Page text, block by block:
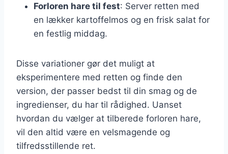
Forloren hare til fest: Server retten med
en lækker kartoffelmos og en frisk salat for
en festlig middag.
Disse variationer gør det muligt at
eksperimentere med retten og finde den
version, der passer bedst til din smag og de
ingredienser, du har til rådighed. Uanset
hvordan du vælger at tilberede forloren hare,
vil den altid være en velsmagende og
tilfredsstillende ret.